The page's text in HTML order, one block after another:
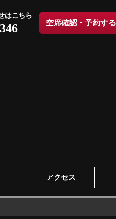
はこちら
空席確認・予約する
アクセス